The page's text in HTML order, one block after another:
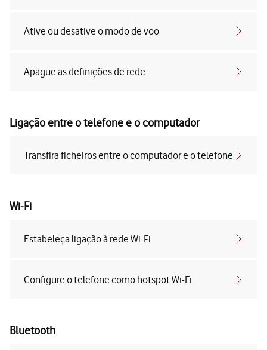
Ative ou desative o modo de voo
Apague as definições de rede
Ligação entre o telefone e o computador
Transfira ficheiros entre o computador e o telefone
Wi-Fi
Estabeleça ligação à rede Wi-Fi
Configure o telefone como hotspot Wi-Fi
Bluetooth